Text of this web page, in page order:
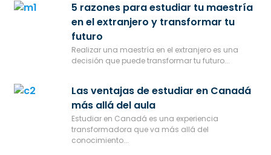
5 razones para estudiar tu maestría
en el extranjero y transformar tu
futuro
Realizar una maestría en el extranjero es una
decisión que puede transformar tu futuro...
Las ventajas de estudiar en Canadá
más allá del aula
Estudiar en Canadá es una experiencia
transformadora que va más allá del
conocimiento...